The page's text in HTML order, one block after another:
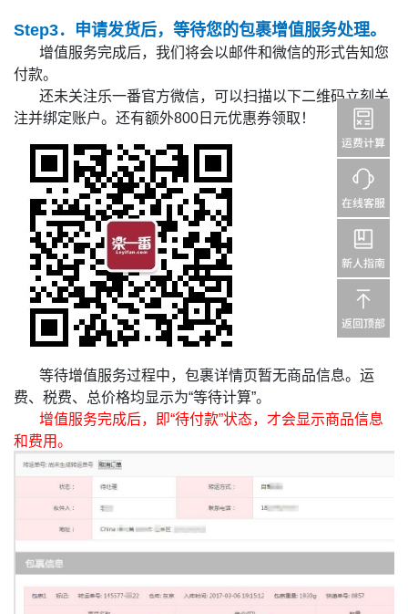
Step3．申请发货后，等待您的包裹增值服务处理。
增值服务完成后，我们将会以邮件和微信的形式告知您
付款。
还未关注乐一番官方微信，可以扫描以下二维码立刻关
注并绑定账户。还有额外800日元优惠券领取！
等待增值服务过程中，包裹详情页暂无商品信息。运
费、税费、总价格均显示为“等待计算”。
增值服务完成后，即“待付款”状态，才会显示商品信息
和费用。